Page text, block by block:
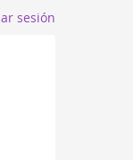
sesión